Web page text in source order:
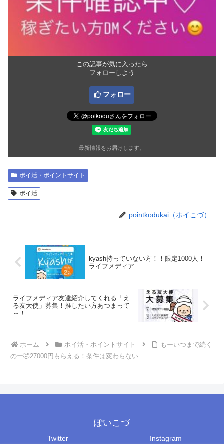
この記事が気に入ったら
フォローしよう
フォロー
最新情報をお届けします。
ポイ活・ポイントサイト
ポイ活
pointkodukai（ポイこづ）
kyash持っていない方！！限定1000人！
ライフメディア
ライフメディア友達紹介してくれる「え
る友大使」募集！推したい方あつまって
～！
ホーム ポイ活・ポイントサイト
もーいつまで続く
のー🤣27000円もらえる！条件は変わらない
ぽいこづ
Twitter Instagram